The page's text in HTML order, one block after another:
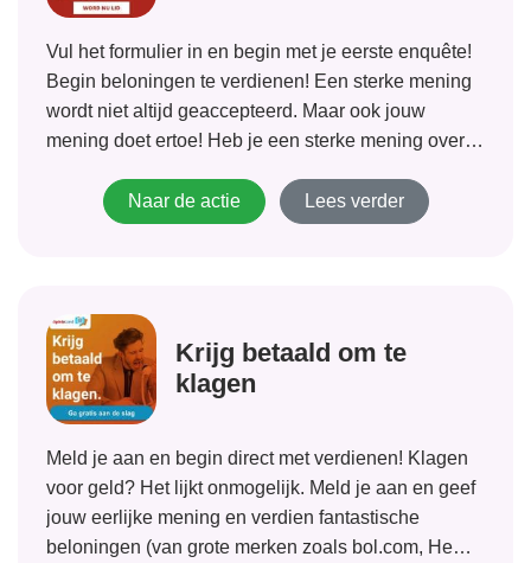
Vul het formulier in en begin met je eerste enquête!
Begin beloningen te verdienen! Een sterke mening
wordt niet altijd geaccepteerd. Maar ook jouw
mening doet ertoe! Heb je een sterke mening over
mening over bijvoorbeeld tandpasta!...
Naar de actie Lees verder
Krijg betaald om te
klagen
Meld je aan en begin direct met verdienen! Klagen
voor geld? Het lijkt onmogelijk. Meld je aan en geef
jouw eerlijke mening en verdien fantastische
beloningen (van grote merken zoals bol.com, Hema,